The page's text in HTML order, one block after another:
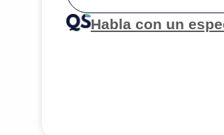
Habla con un